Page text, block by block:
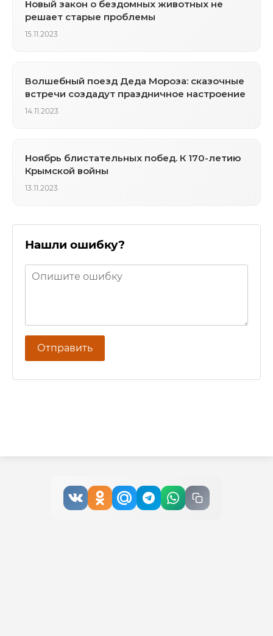
Новый закон о бездомных животных не
решает старые проблемы
15.11.2023
Волшебный поезд Деда Мороза: сказочные
встречи создадут праздничное настроение
14.11.2023
Ноябрь блистательных побед. К 170-летию
Крымской войны
13.11.2023
Нашли ошибку?
Отправить